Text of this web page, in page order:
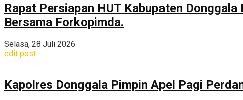
Rapat Persiapan HUT Kabupaten
Bersama Forkopimda.
Selasa, 28 Juli 2026
edit post
Kapolres Donggala Pimpin Apel Pagi